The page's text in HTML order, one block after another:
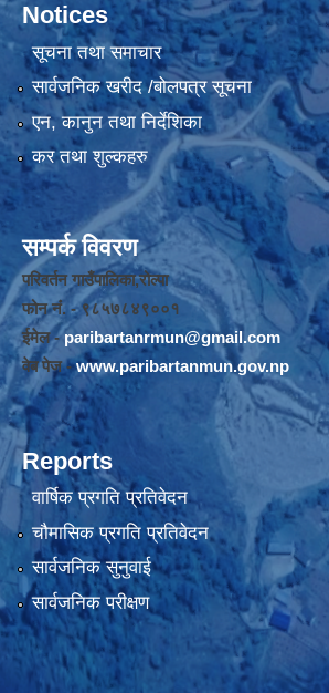
Notices
सूचना तथा समाचार
सार्वजनिक खरीद /बोलपत्र सूचना
एन, कानुन तथा निर्देशिका
कर तथा शुल्कहरु
सम्पर्क विवरण
परिवर्तन गाउँपालिका,रोल्पा
फोन नंं. - ९८५७८४९००१
ईमेल -paribartanrmun@gmail.com
वेब पेज -www.paribartanmun.gov.np
Reports
वार्षिक प्रगति प्रतिवेदन
चौमासिक प्रगति प्रतिवेदन
सार्वजनिक सुनुवाई
सार्वजनिक परीक्षण